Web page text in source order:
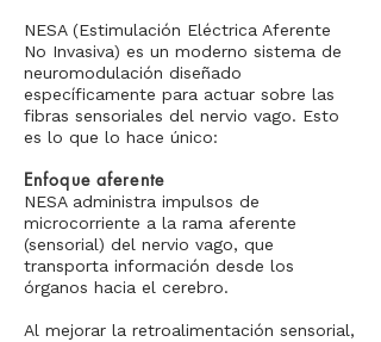
NESA (Estimulación Eléctrica Aferente
No Invasiva) es un moderno sistema de
neuromodulación diseñado
específicamente para actuar sobre las
fibras sensoriales del nervio vago. Esto
es lo que lo hace único:
Enfoque aferente
NESA administra impulsos de
microcorriente a la rama aferente
(sensorial) del nervio vago, que
transporta información desde los
órganos hacia el cerebro.
Al mejorar la retroalimentación sensorial,